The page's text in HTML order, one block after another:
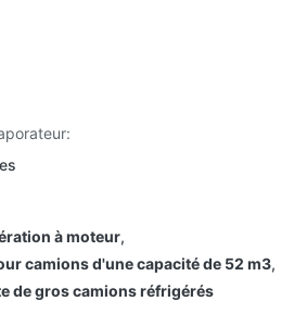
à moteur,
camions d'une capacité de 52 m3,
de gros camions réfrigérés